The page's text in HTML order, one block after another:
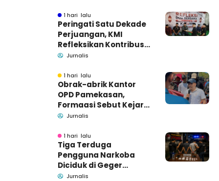
1 hari lalu
Peringati Satu Dekade
Perjuangan, KMI
Refleksikan Kontribusi
untuk Masyarakat
Jurnalis
1 hari lalu
Obrak-abrik Kantor
OPD Pamekasan,
Formaasi Sebut Kejari
Pamekasan
Jurnalis
1 hari lalu
Tiga Terduga
Pengguna Narkoba
Diciduk di Geger
Bangkalan, Polisi Masih
Jurnalis